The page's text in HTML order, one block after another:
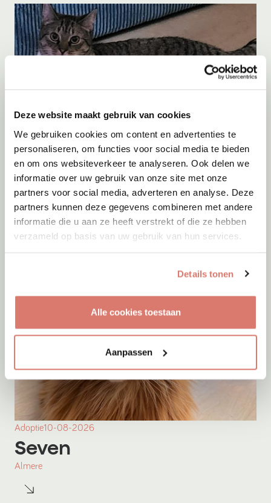
Deze website maakt gebruik van cookies
We gebruiken cookies om content en advertenties te
personaliseren, om functies voor social media te bieden
en om ons websiteverkeer te analyseren. Ook delen we
informatie over uw gebruik van onze site met onze
partners voor social media, adverteren en analyse. Deze
partners kunnen deze gegevens combineren met andere
informatie die u aan ze heeft verstrekt of die ze hebben
verzameld op basis van uw gebruik van hun services.
Details tonen
Alle cookies toestaan
Aanpassen
Adoptie 10-08-2026
Rose
Eindhoven
Adoptie10-08-2026
Seven
Almere